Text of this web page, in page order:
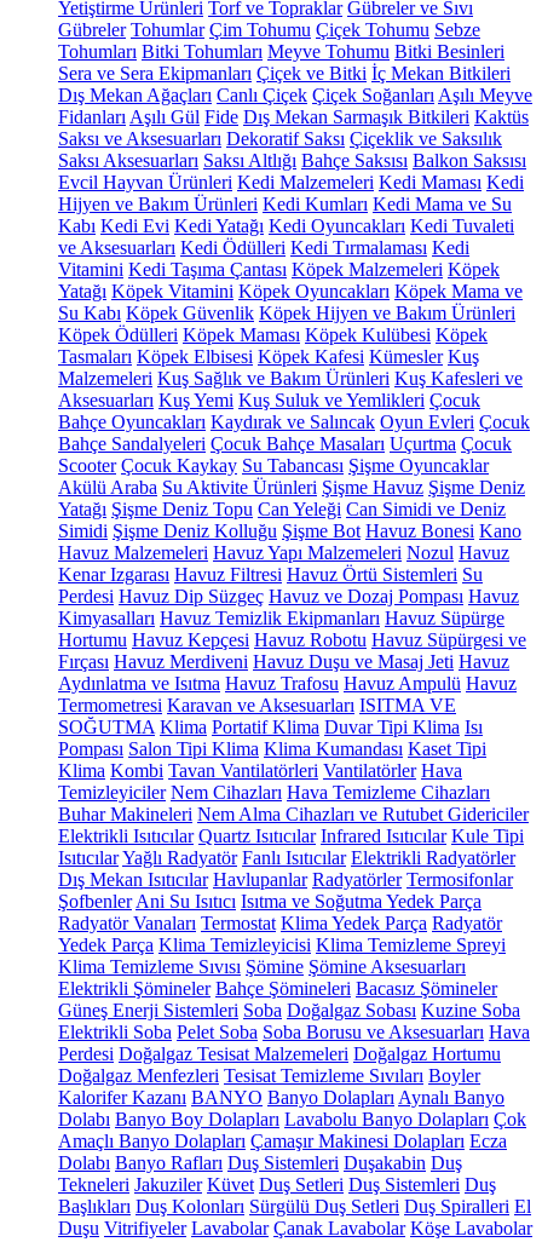
Yetiştirme Ürünleri Torf ve Topraklar Gübreler ve Sıvı
Gübreler Tohumlar Çim Tohumu Çiçek Tohumu Sebze
Tohumları Bitki Tohumları Meyve Tohumu Bitki Besinleri
Sera ve Sera Ekipmanları Çiçek ve Bitki İç Mekan Bitkileri
Dış Mekan Ağaçları Canlı Çiçek Çiçek Soğanları Aşılı Meyve
Fidanları Aşılı Gül Fide Dış Mekan Sarmaşık Bitkileri Kaktüs
Saksı ve Aksesuarları Dekoratif Saksı Çiçeklik ve Saksılık
Saksı Aksesuarları Saksı Altlığı Bahçe Saksısı Balkon Saksısı
Evcil Hayvan Ürünleri Kedi Malzemeleri Kedi Maması Kedi
Hijyen ve Bakım Ürünleri Kedi Kumları Kedi Mama ve Su
Kabı Kedi Evi Kedi Yatağı Kedi Oyuncakları Kedi Tuvaleti
ve Aksesuarları Kedi Ödülleri Kedi Tırmalaması Kedi
Vitamini Kedi Taşıma Çantası Köpek Malzemeleri Köpek
Yatağı Köpek Vitamini Köpek Oyuncakları Köpek Mama ve
Su Kabı Köpek Güvenlik Köpek Hijyen ve Bakım Ürünleri
Köpek Ödülleri Köpek Maması Köpek Kulübesi Köpek
Tasmaları Köpek Elbisesi Köpek Kafesi Kümesler Kuş
Malzemeleri Kuş Sağlık ve Bakım Ürünleri Kuş Kafesleri ve
Aksesuarları Kuş Yemi Kuş Suluk ve Yemlikleri Çocuk
Bahçe Oyuncakları Kaydırak ve Salıncak Oyun Evleri Çocuk
Bahçe Sandalyeleri Çocuk Bahçe Masaları Uçurtma Çocuk
Scooter Çocuk Kaykay Su Tabancası Şişme Oyuncaklar
Akülü Araba Su Aktivite Ürünleri Şişme Havuz Şişme Deniz
Yatağı Şişme Deniz Topu Can Yeleği Can Simidi ve Deniz
Simidi Şişme Deniz Kolluğu Şişme Bot Havuz Bonesi Kano
Havuz Malzemeleri Havuz Yapı Malzemeleri Nozul Havuz
Kenar Izgarası Havuz Filtresi Havuz Örtü Sistemleri Su
Perdesi Havuz Dip Süzgeç Havuz ve Dozaj Pompası Havuz
Kimyasalları Havuz Temizlik Ekipmanları Havuz Süpürge
Hortumu Havuz Kepçesi Havuz Robotu Havuz Süpürgesi ve
Fırçası Havuz Merdiveni Havuz Duşu ve Masaj Jeti Havuz
Aydınlatma ve Isıtma Havuz Trafosu Havuz Ampulü Havuz
Termometresi Karavan ve Aksesuarları ISITMA VE
SOĞUTMA Klima Portatif Klima Duvar Tipi Klima Isı
Pompası Salon Tipi Klima Klima Kumandası Kaset Tipi
Klima Kombi Tavan Vantilatörleri Vantilatörler Hava
Temizleyiciler Nem Cihazları Hava Temizleme Cihazları
Buhar Makineleri Nem Alma Cihazları ve Rutubet Gidericiler
Elektrikli Isıtıcılar Quartz Isıtıcılar Infrared Isıtıcılar Kule Tipi
IsıtıcılarYağlı Radyatör Fanlı Isıtıcılar Elektrikli Radyatörler
Dış Mekan Isıtıcılar Havlupanlar Radyatörler Termosifonlar
Şofbenler Ani Su Isıtıcı Isıtma ve Soğutma Yedek Parça
Radyatör Vanaları Termostat Klima Yedek Parça Radyatör
Yedek Parça Klima Temizleyicisi Klima Temizleme Spreyi
Klima Temizleme Sıvısı Şömine Şömine Aksesuarları
Elektrikli Şömineler Bahçe Şömineleri Bacasız Şömineler
Güneş Enerji Sistemleri Soba Doğalgaz Sobası Kuzine Soba
Elektrikli Soba Pelet Soba Soba Borusu ve Aksesuarları Hava
Perdesi Doğalgaz Tesisat Malzemeleri Doğalgaz Hortumu
Doğalgaz Menfezleri Tesisat Temizleme Sıvıları Boyler
Kalorifer Kazanı BANYO Banyo Dolapları Aynalı Banyo
Dolabı Banyo Boy Dolapları Lavabolu Banyo Dolapları Çok
Amaçlı Banyo Dolapları Çamaşır Makinesi Dolapları Ecza
Dolabı Banyo Rafları Duş Sistemleri Duşakabin Duş
Tekneleri Jakuziler Küvet Duş Setleri Duş Sistemleri Duş
Başlıkları Duş Kolonları Sürgülü Duş Setleri Duş Spiralleri El
Duşu Vitrifiyeler Lavabolar Çanak Lavabolar Köşe Lavabolar